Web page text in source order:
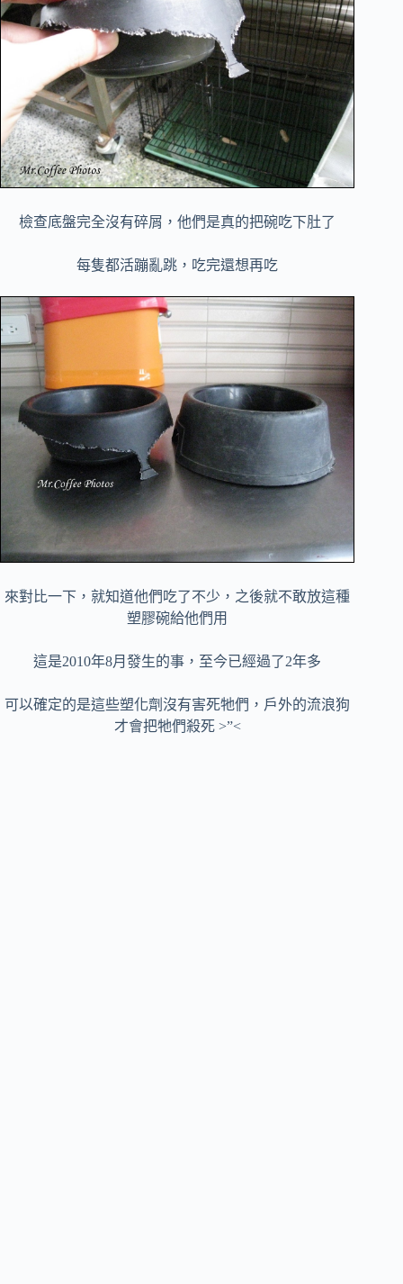
檢查底盤完全沒有碎屑，他們是真的把碗吃下肚了
每隻都活蹦亂跳，吃完還想再吃
來對比一下，就知道他們吃了不少，之後就不敢放這種
塑膠碗給他們用
這是2010年8月發生的事，至今已經過了2年多
可以確定的是這些塑化劑沒有害死牠們，戶外的流浪狗
才會把牠們殺死 >”<